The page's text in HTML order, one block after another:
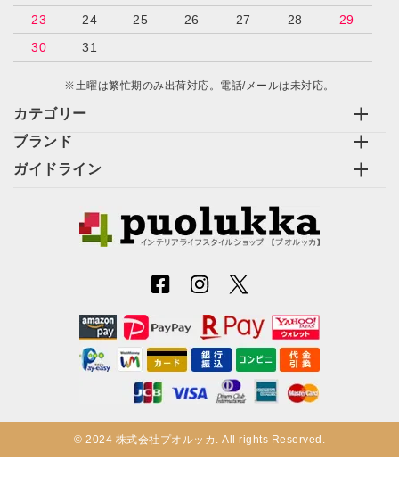
カテゴリー
ブランド
ガイドライン
23
24 25 26 27 28
29
30
31
※土曜は繁忙期のみ出荷対応。電話/メールは未対応。
© 2024 株式会社プオルッカ. All rights Reserved.